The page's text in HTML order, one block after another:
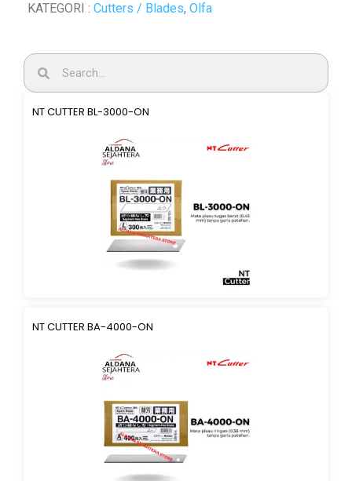
KATEGORI : Cutters / Blades, Olfa
NT CUTTER BL-3000-ON
NT CUTTER BA-4000-ON